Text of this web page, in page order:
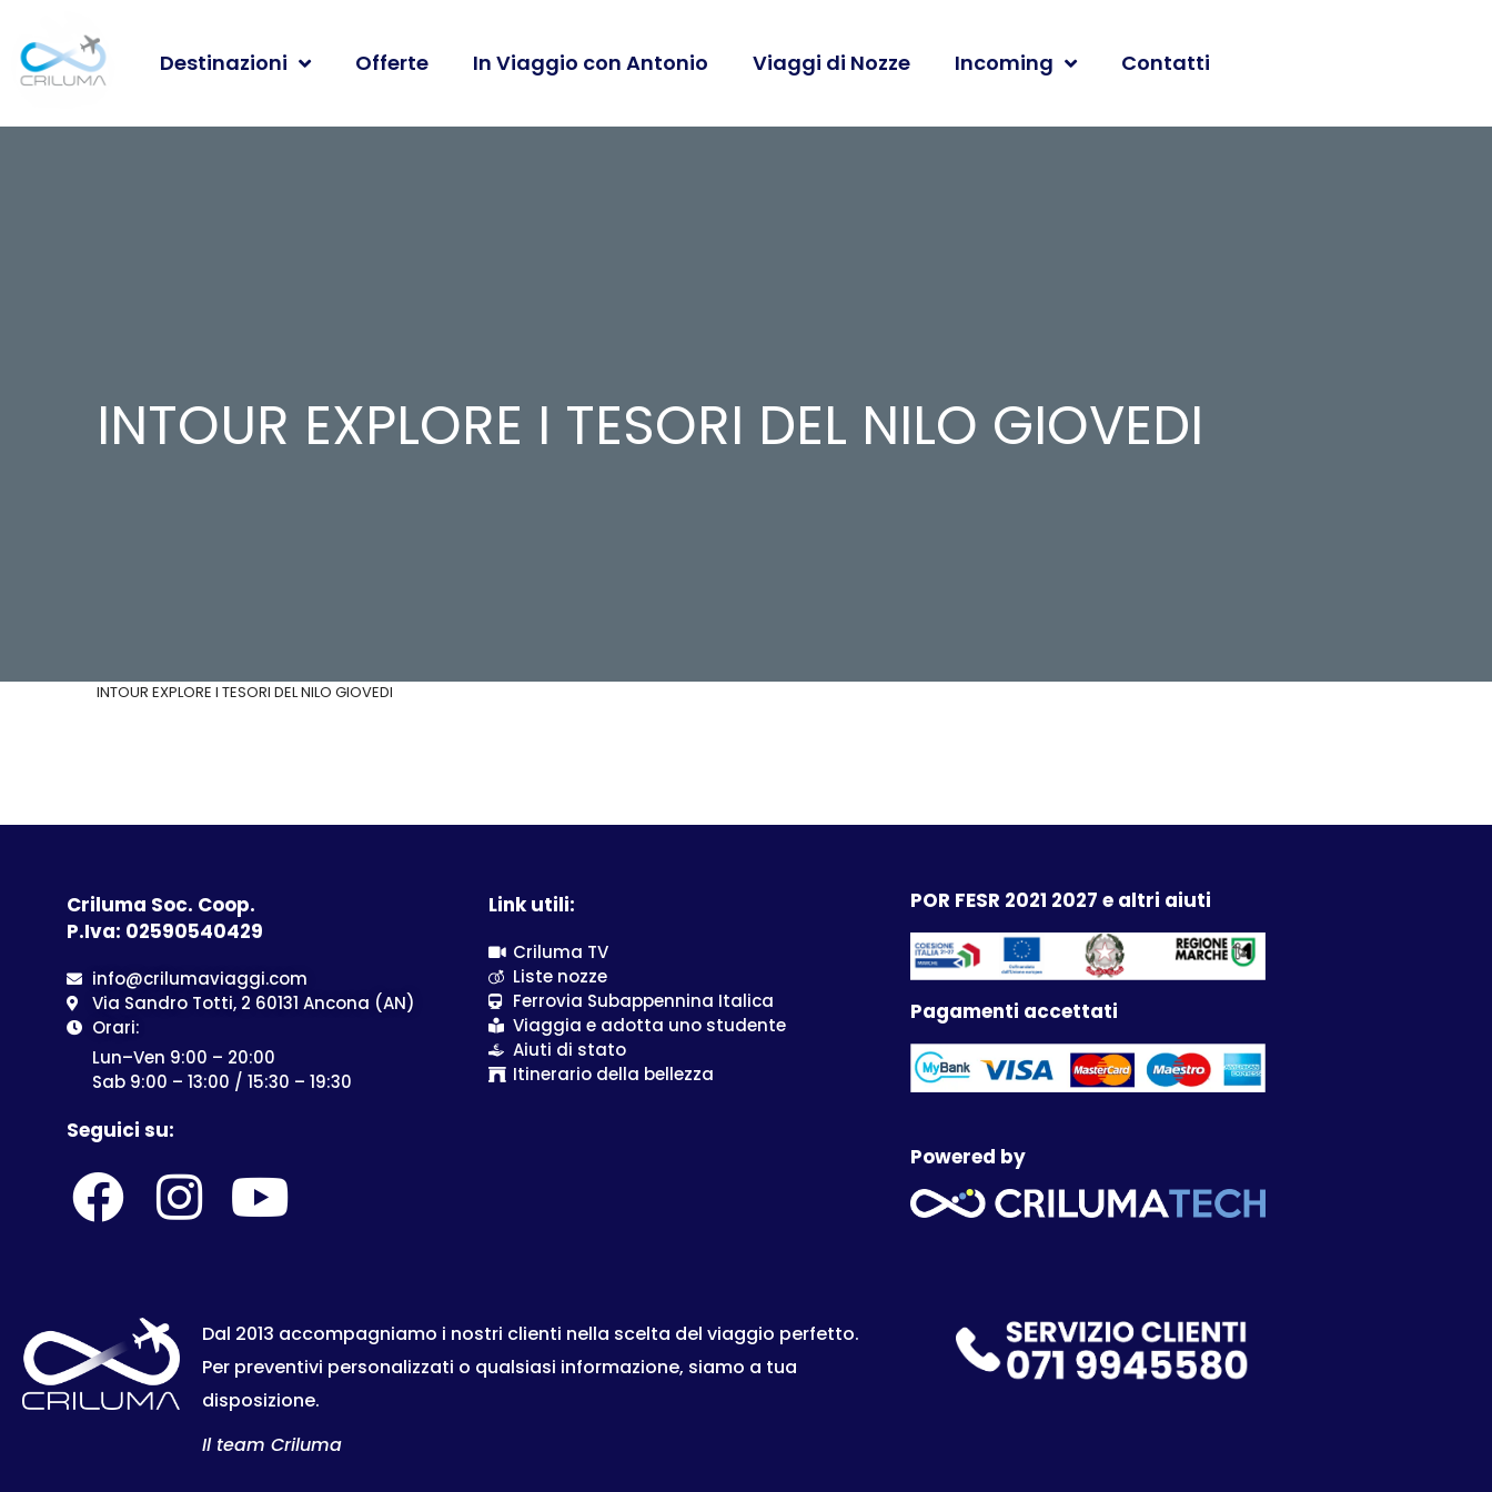
Destinazioni Offerte In Viaggio con Antonio Viaggi di Nozze Incoming Contatti
INTOUR EXPLORE I TESORI DEL NILO GIOVEDI
INTOUR EXPLORE I TESORI DEL NILO GIOVEDI
Criluma Soc. Coop.
P.Iva: 02590540429
info@crilumaviaggi.com
Via Sandro Totti, 2 60131 Ancona (AN)
Orari:
Lun–Ven 9:00 – 20:00
Sab 9:00 – 13:00 / 15:30 – 19:30
Seguici su:
Link utili:
Criluma TV
Liste nozze
Ferrovia Subappennina Italica
Viaggia e adotta uno studente
Aiuti di stato
Itinerario della bellezza
POR FESR 2021 2027 e altri aiuti
Pagamenti accettati
Powered by
Dal 2013 accompagniamo i nostri clienti nella scelta del viaggio perfetto.
Per preventivi personalizzati o qualsiasi informazione, siamo a tua
disposizione.
Il team Criluma